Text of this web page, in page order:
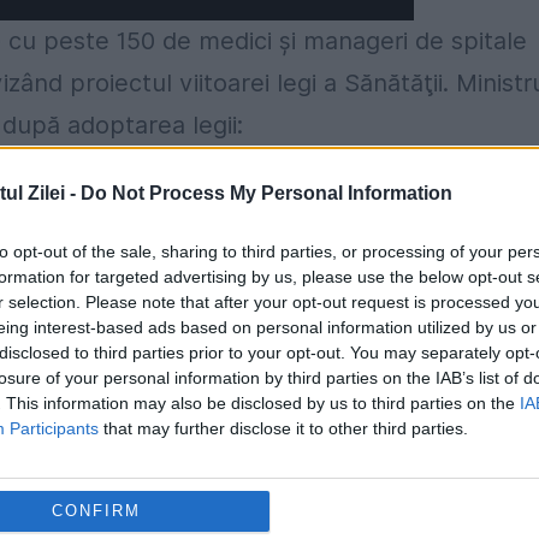
Zilei - Do Not Process My Personal Information
opt-out of the sale, sharing to third parties, or processing of your
for targeted advertising by us, please use the below opt-out
selection. Please note that after your opt-out request is processed
interest-based ads based on personal information utilized by us
to third parties prior to your opt-out. You may separately
of your personal information by third parties on the IAB’s list of
This information may also be disclosed by us to third parties on the
Participants that may further disclose it to other third parties.
CONFIRM
peste 150 de medici şi manageri de spitale
proiectul viitoarei legi a Sănătăţii.
adoptarea legii:
fi redus la circa 8 -12
asigurată gratuit de către stat,
bază şi pachete opţionale
să conţină serviciile necesare pacienţilor
din fondul de contribuţii se va face în funcţie
case. Astfel, cei care au familii cu mai
parte, sistemul de asigurări de sănătate va